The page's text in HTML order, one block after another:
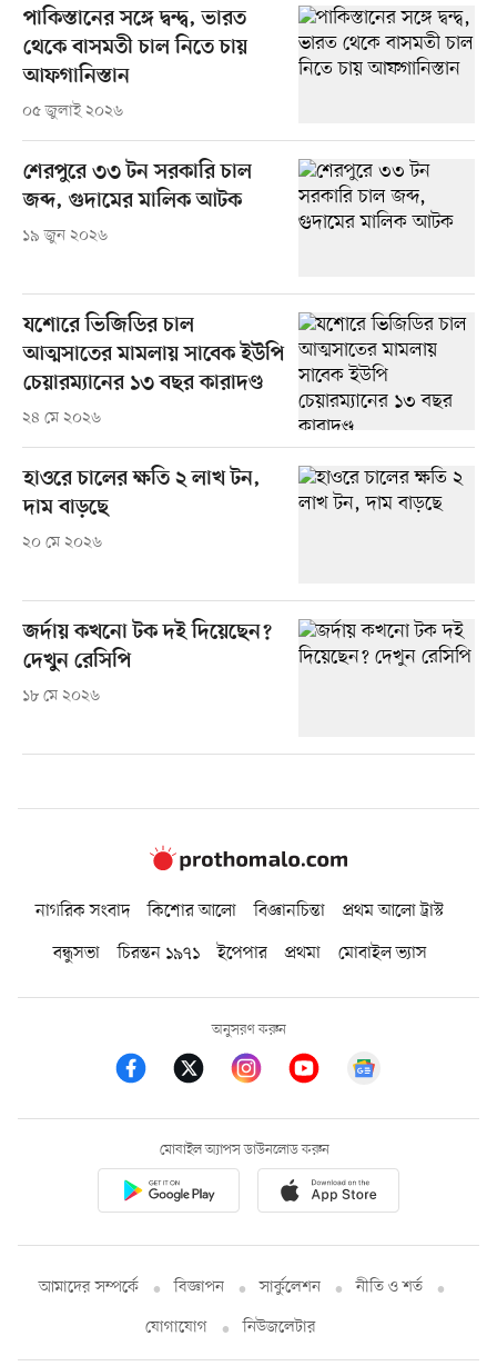
পাকিস্তানের সঙ্গে দ্বন্দ্ব, ভারত
থেকে বাসমতী চাল নিতে চায়
আফগানিস্তান
০৫ জুলাই ২০২৬
শেরপুরে ৩৩ টন সরকারি চাল
জব্দ, গুদামের মালিক আটক
১৯ জুন ২০২৬
যশোরে ভিজিডির চাল
আত্মসাতের মামলায় সাবেক ইউপি
চেয়ারম্যানের ১৩ বছর কারাদণ্ড
২৪ মে ২০২৬
হাওরে চালের ক্ষতি ২ লাখ টন,
দাম বাড়ছে
২০ মে ২০২৬
জর্দায় কখনো টক দই দিয়েছেন?
দেখুন রেসিপি
১৮ মে ২০২৬
নাগরিক সংবাদ কিশোর আলো বিজ্ঞানচিন্তা
প্রথম আলো ট্রাস্ট
বন্ধুসভা
চিরন্তন ১৯৭১ ইপেপার প্রথমা মোবাইল ভ্যাস
অনুসরণ করুন
মোবাইল অ্যাপস ডাউনলোড করুন
আমাদের সম্পর্কে বিজ্ঞাপন সার্কুলেশন
নীতি ও শর্ত
যোগাযোগ
নিউজলেটার